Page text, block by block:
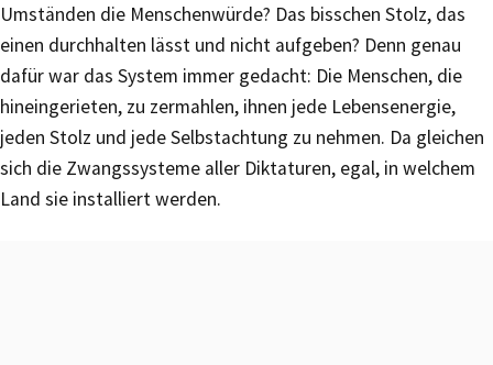
Umständen die Menschenwürde? Das bisschen Stolz, das
einen durchhalten lässt und nicht aufgeben? Denn genau
dafür war das System immer gedacht: Die Menschen, die
hineingerieten, zu zermahlen, ihnen jede Lebensenergie,
jeden Stolz und jede Selbstachtung zu nehmen. Da gleichen
sich die Zwangssysteme aller Diktaturen, egal, in welchem
Land sie installiert werden.